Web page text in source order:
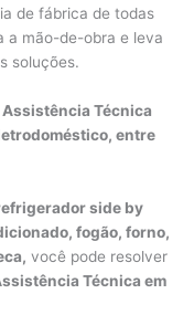
de fábrica de todas
a mão-de-obra e leva
soluções.
Assistência Técnica
entre
side by
fogão, forno,
você pode resolver
Técnica em